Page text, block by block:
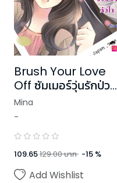
Brush Your Love
Off ซัมเมอร์วุ่นรักป่วน
นักหัวใจ
Mina
-
109.65129.00บาท -15 %
Add Wishlist